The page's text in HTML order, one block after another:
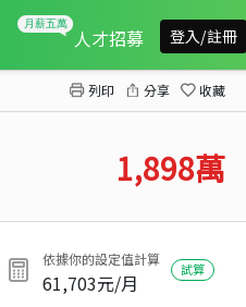
人才招募 登入/註冊
列印 分享 收藏
1,898萬
依據你的設定值計算
61,703元/月
試算